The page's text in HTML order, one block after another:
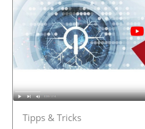
Tipps & Tricks